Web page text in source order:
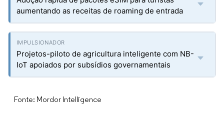
aumentando as receitas de roaming de entrada
Projetos-piloto de agricultura inteligente com NB-
IoT apoiados por subsídios governamentais
Fonte: Mordor Intelligence